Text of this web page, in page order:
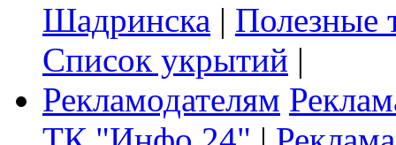
Шадринска | Полезные
Список укрытий |
Рекламодателям